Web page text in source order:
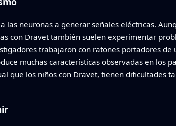
las neuronas a generar señales eléctricas.
con Dravet también suelen experimentar
trabajaron con ratones portadores de
muchas características observadas en los
que los niños con Dravet, tienen dificultades